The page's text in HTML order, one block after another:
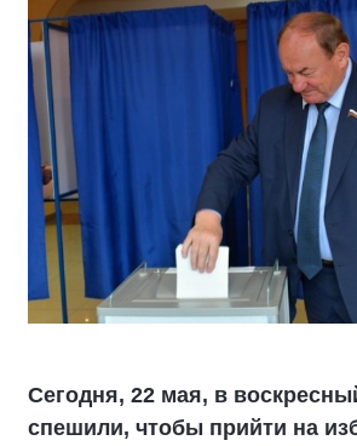
Сегодня, 22 мая, в
спешили, чтобы прийти на